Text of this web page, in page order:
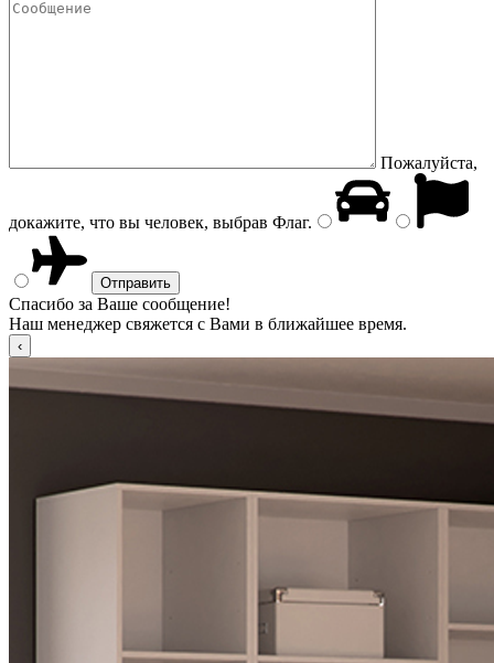
Пожалуйста,
докажите, что вы человек, выбрав Флаг.
Спасибо за Ваше сообщение!
Наш менеджер свяжется с Вами в ближайшее время.